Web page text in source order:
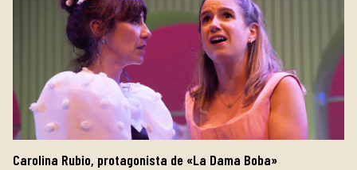
Carolina Rubio, protagonista de «La Dama Boba»